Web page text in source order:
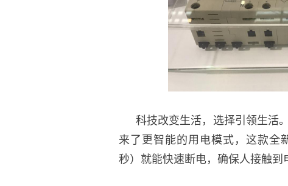
科技改变生活，选择引领生活
来了更智能的用电模式，这款全
秒）就能快速断电，确保人接触